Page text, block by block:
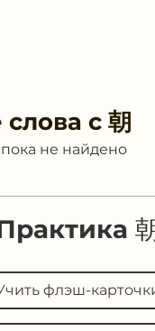
с 朝
не найдено
флэш-